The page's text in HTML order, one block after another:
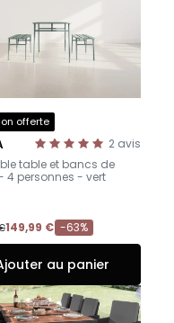
offerte
2 avis
table et bancs de
4 personnes - vert
149,99 € -63%
au panier